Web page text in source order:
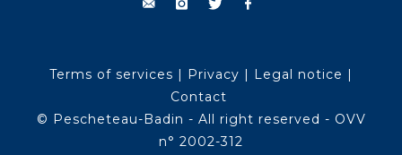
Terms of services | Privacy | Legal notice |
Contact
© Pescheteau-Badin - All right reserved - OVV
n° 2002-312